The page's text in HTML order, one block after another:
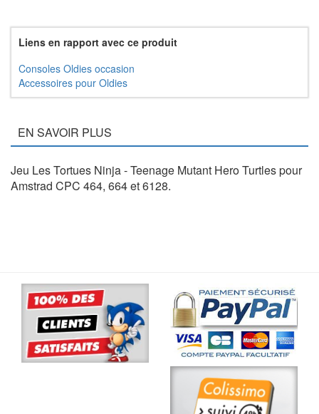
Liens en rapport avec ce produit
Consoles Oldies occasion
Accessoires pour Oldies
EN SAVOIR PLUS
Jeu Les Tortues Ninja - Teenage Mutant Hero Turtles pour
Amstrad CPC 464, 664 et 6128.